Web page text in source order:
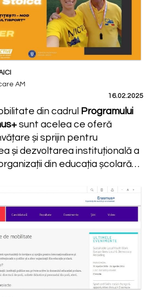
AM
16.02.2025
din cadrul Programului
sunt acelea ce oferă
și sprijin pentru
și dezvoltarea instituțională a
din educația școlară…